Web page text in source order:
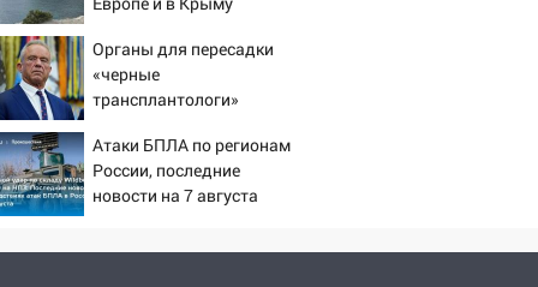
06:00
Четыре года борьбы: ульяновские
юристы помогли женщине засудить УК
за плесень на стенах
05:00
Кому 6 августа звезды сулят
прибыль, а кому — испытания на
прочность
05.08.2026
Органы для пересадки
«черные
трансплантологи»
пациентов
Атаки БПЛА по регионам
России, последние
новости на 7 августа